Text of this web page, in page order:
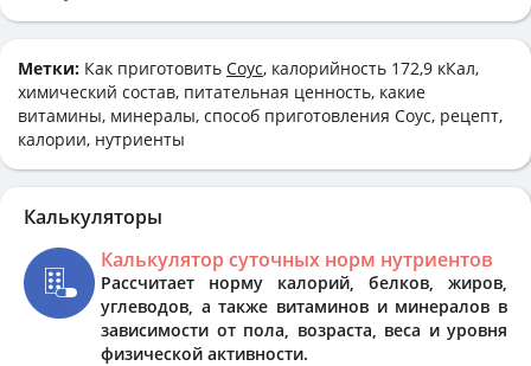
Метки: Как приготовить Соус, калорийность 172,9 кКал,
химический состав, питательная ценность, какие
витамины, минералы, способ приготовления Соус, рецепт,
калории, нутриенты
Калькуляторы
Калькулятор суточных норм нутриентов
Рассчитает норму калорий, белков, жиров,
углеводов, а также витаминов и минералов в
зависимости от пола, возраста, веса и уровня
физической активности.